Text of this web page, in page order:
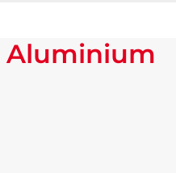
Aluminium